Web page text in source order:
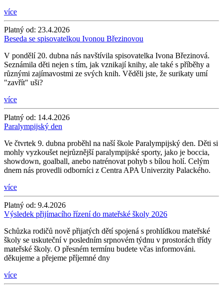
více
Platný od: 23.4.2026
Beseda se spisovatelkou Ivonou Březinovou
V pondělí 20. dubna nás navštívila spisovatelka Ivona Březinová.
Seznámila děti nejen s tím, jak vznikají knihy, ale také s příběhy a
různými zajímavostmi ze svých knih. Věděli jste, že surikaty umí
"zavřít" uši?
více
Platný od: 14.4.2026
Paralympijský den
Ve čtvrtek 9. dubna proběhl na naší škole Paralympijský den. Děti si
mohly vyzkoušet nejrůznější paralympijské sporty, jako je boccia,
showdown, goalball, anebo natrénovat pohyb s bílou holí. Celým
dnem nás provedli odborníci z Centra APA Univerzity Palackého.
více
Platný od: 9.4.2026
Výsledek přijímacího řízení do mateřské školy 2026
Schůzka rodičů nově přijatých dětí spojená s prohlídkou mateřské
školy se uskuteční v posledním srpnovém týdnu v prostorách třídy
mateřské školy. O přesném termínu budete včas informováni.
děkujeme a přejeme příjemné dny
více